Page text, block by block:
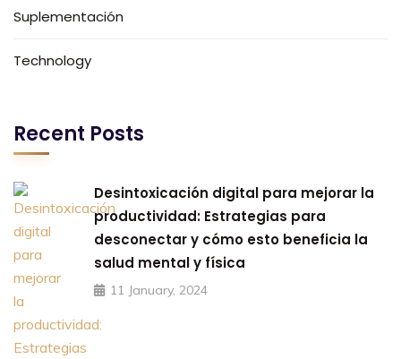
Suplementación
Technology
Recent Posts
Desintoxicación digital para mejorar la
productividad: Estrategias para
desconectar y cómo esto beneficia la
salud mental y física
11 January, 2024